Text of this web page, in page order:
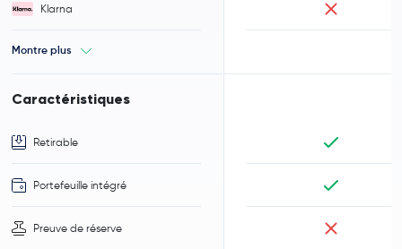
Klarna
Montre plus
Caractéristiques
Retirable
Portefeuille intégré
Preuve de réserve